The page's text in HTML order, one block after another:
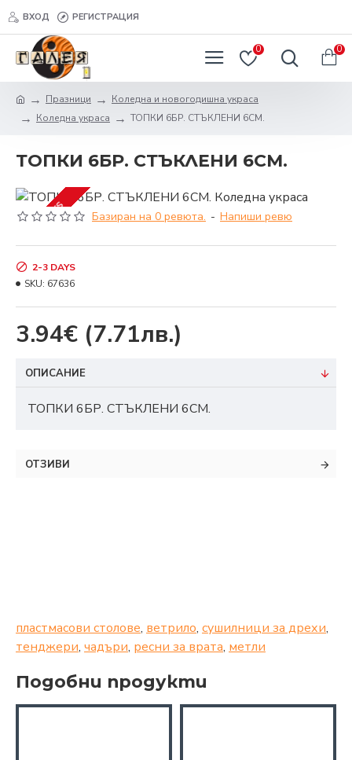
ВХОД РЕГИСТРАЦИЯ
0 0
Празници
Коледна и новогодишна украса
Коледна украса
ТОПКИ 6БР. СТЪКЛЕНИ 6СМ.
ТОПКИ 6БР. СТЪКЛЕНИ 6СМ.
2-3 DAYS Базиран на 0 ревюта. - Напиши ревю
3.94€ (7.71лв.)
2-3 DAYS
SKU: 67636
ОПИСАНИЕ
ТОПКИ 6БР. СТЪКЛЕНИ 6СМ.
ОТЗИВИ
пластмасови столове, ветрило, сушилници за дрехи,
тенджери, чадъри, ресни за врата, метли
Подобни продукти